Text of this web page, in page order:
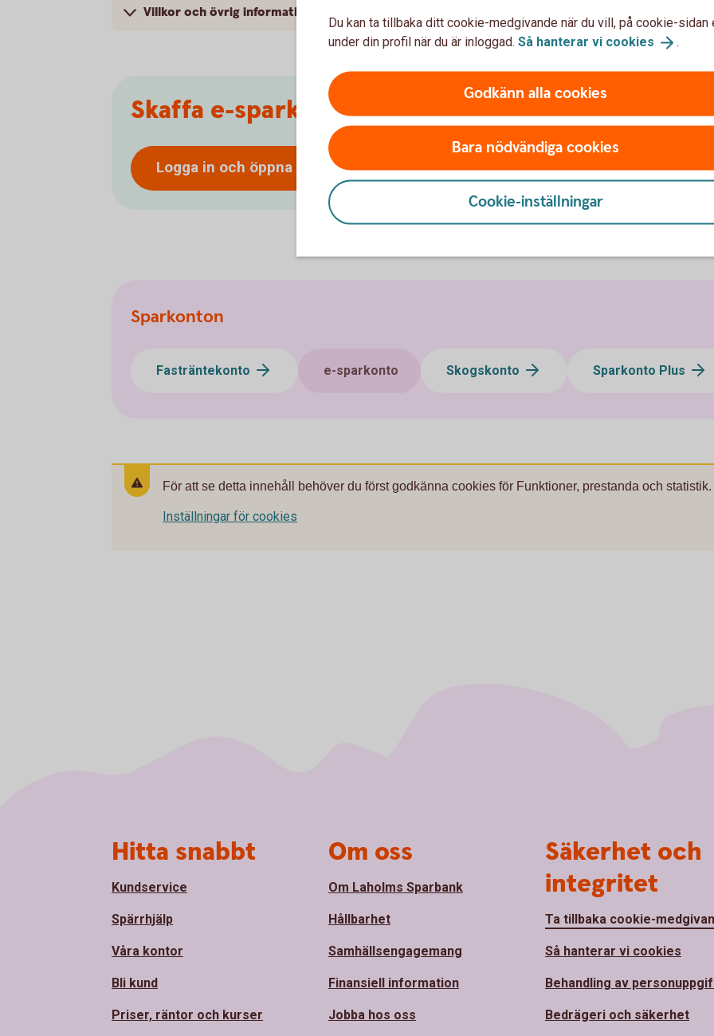
Villkor och övrig information
Skaffa e-sparkonto
Logga in och öppna e-sparkonto
Skaffa e-
ungdomar
Du öppnar enkelt e-
appen.
Sparkonton
Fasträntekonto e-sparkonto Skogskonto Sparkonto Plus
För att se detta innehåll behöver du först godkänna cookies för Funktioner, prestanda och statistik.
Inställningar för cookies
Du kan ta tillbaka ditt cookie-medgivande när du vill, på cookie-sidan
under din profil när du är inloggad. Så hanterar vi cookies .
Godkänn alla cookies
Bara nödvändiga cookies
Cookie-inställningar
Hitta snabbt
Kundservice
Spärrhjälp
Våra kontor
Bli kund
Priser, räntor och kurser
Om oss
Om Laholms Sparbank
Hållbarhet
Samhällsengagemang
Finansiell information
Jobba hos oss
Säkerhet och
integritet
Ta tillbaka cookie-
Så hanterar vi cookies
Behandling av
Bedrägeri och säkerhet